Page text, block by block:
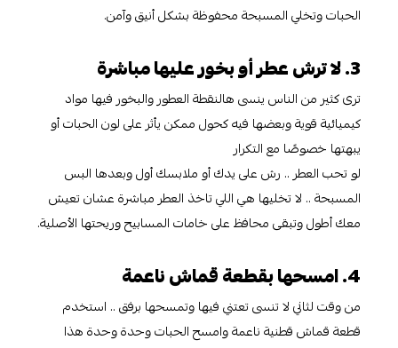
الحبات وتخلي المسبحة محفوظة بشكل أنيق وآمن.
ترى كثير من الناس ينسى هالنقطة العطور والبخور فيها مواد
كيميائية قوية وبعضها فيه كحول ممكن يأثر على لون الحبات أو
يبهتها خصوصًا مع التكرار
لو تحب العطر .. رش على يدك أو ملابسك أول وبعدها البس
المسبحة .. لا تخليها هي اللي تاخذ العطر مباشرة عشان تعيش
معك أطول وتبقى محافظ على خامات المسابيح وريحتها الأصلية.
من وقت لثاني لا تنسى تعتني فيها وتمسحها برفق .. استخدم
قطعة قماش قطنية ناعمة وامسح الحبات وحدة وحدة هذا